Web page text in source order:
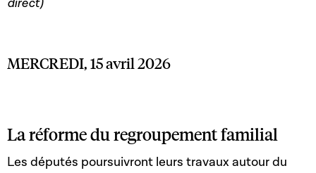
MERCREDI, 15 avril 2026
La réforme du regroupement familial
Les députés poursuivront leurs travaux autour du